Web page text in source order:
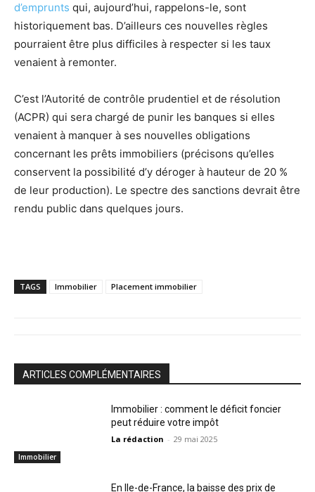
d’emprunts qui, aujourd’hui, rappelons-le, sont
historiquement bas. D’ailleurs ces nouvelles règles
pourraient être plus difficiles à respecter si les taux
venaient à remonter.
C’est l’Autorité de contrôle prudentiel et de résolution
(ACPR) qui sera chargé de punir les banques si elles
venaient à manquer à ses nouvelles obligations
concernant les prêts immobiliers (précisons qu’elles
conservent la possibilité d’y déroger à hauteur de 20 %
de leur production). Le spectre des sanctions devrait être
rendu public dans quelques jours.
TAGS Immobilier Placement immobilier
ARTICLES COMPLÉMENTAIRES
Immobilier
Immobilier : comment le déficit foncier
peut réduire votre impôt
La rédaction - 29 mai 2025
En Ile-de-France, la baisse des prix de